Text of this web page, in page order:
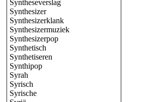
Syntheseverslag
Synthesizer
Synthesizerklank
Synthesizermuziek
Synthesizerpop
Synthetisch
Synthetiseren
Synthipop
Syrah
Syrisch
Syrische